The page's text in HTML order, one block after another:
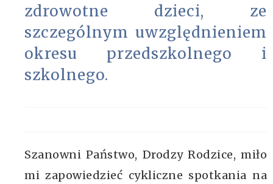
zdrowotne dzieci, ze
szczególnym uwzględnieniem
okresu przedszkolnego i
szkolnego.
Szanowni Państwo, Drodzy Rodzice, miło
mi zapowiedzieć cykliczne spotkania na